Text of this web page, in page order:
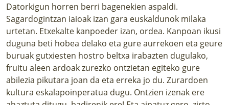
Datorkigun horren berri bagenekien aspaldi.
Sagardogintzan iaioak izan gara euskaldunok milaka
urtetan. Etxekalte kanpoeder izan, ordea. Kanpoan ikusi
duguna beti hobea delako eta gure aurrekoen eta geure
buruak gutxiesten hostro beltxa irabazten dugulako,
fruitu aleen ardoak zurezko ontzietan egiteko gure
abilezia pikutara joan da eta erreka jo du. Zurardoen
kultura eskalapoinperatua dugu. Ontzien izenak ere